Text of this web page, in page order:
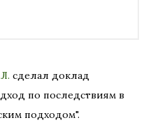
сделал доклад
по последствиям в
подходом".